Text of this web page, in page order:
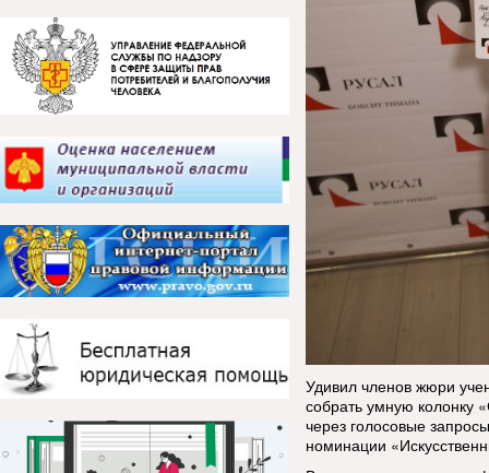
Удивил членов жюри
собрать умную колонку
через голосовые
номинации